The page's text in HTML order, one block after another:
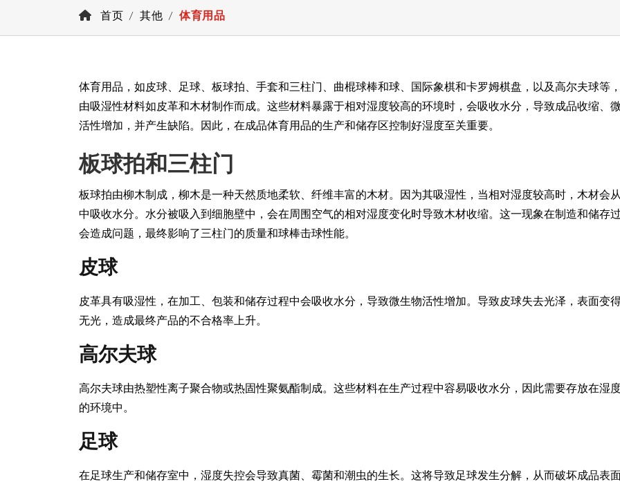
首页 其他 体育用品
体育用品，如皮球、足球、板球拍、手套和三柱门、曲棍球棒和球、国际象棋和卡罗姆棋盘，以及高尔夫球等
由吸湿性材料如皮革和木材制作而成。这些材料暴露于相对湿度较高的环境时，会吸收水分，导致成品收缩、
活性增加，并产生缺陷。因此，在成品体育用品的生产和储存区控制好湿度至关重要。
板球拍和三柱门
板球拍由柳木制成，柳木是一种天然质地柔软、纤维丰富的木材。因为其吸湿性，当相对湿度较高时，木材会
中吸收水分。水分被吸入到细胞壁中，会在周围空气的相对湿度变化时导致木材收缩。这一现象在制造和储存
会造成问题，最终影响了三柱门的质量和球棒击球性能。
皮球
皮革具有吸湿性，在加工、包装和储存过程中会吸收水分，导致微生物活性增加。导致皮球失去光泽，表面变
无光，造成最终产品的不合格率上升。
高尔夫球
高尔夫球由热塑性离子聚合物或热固性聚氨酯制成。这些材料在生产过程中容易吸收水分，因此需要存放在湿
的环境中。
足球
在足球生产和储存室中，湿度失控会导致真菌、霉菌和潮虫的生长。这将导致足球发生分解，从而破坏成品表